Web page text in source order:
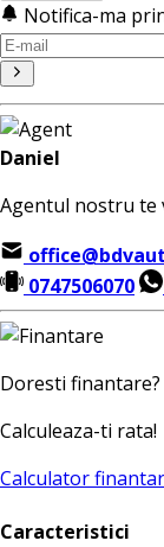
Notifica-ma
Daniel
Agentul nostru te
0747506070
Doresti finantare?
Calculeaza-ti rata!
Calculator
Caracteristici